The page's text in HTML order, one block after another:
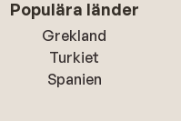
Populära länder
Grekland
Turkiet
Spanien